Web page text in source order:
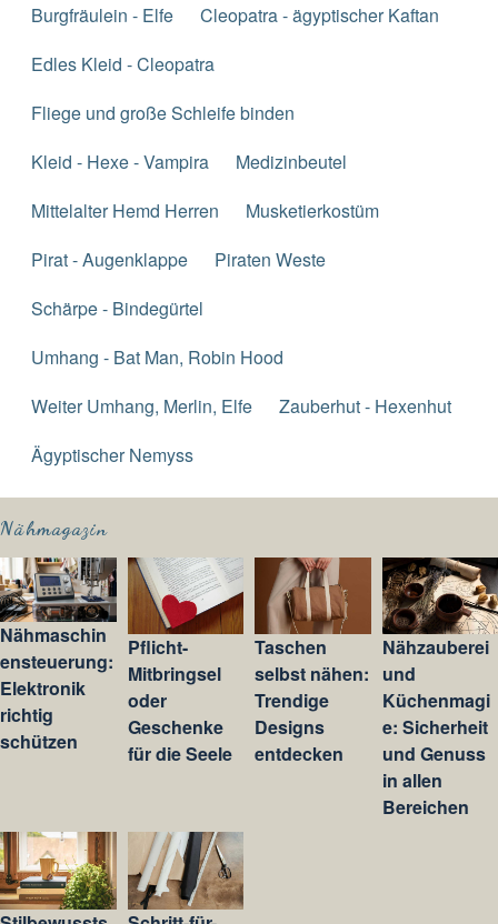
Burgfräulein - Elfe
Cleopatra - ägyptischer Kaftan
Edles Kleid - Cleopatra
Fliege und große Schleife binden
Kleid - Hexe - Vampira
Medizinbeutel
Mittelalter Hemd Herren
Musketierkostüm
Pirat - Augenklappe
Piraten Weste
Schärpe - Bindegürtel
Umhang - Bat Man, Robin Hood
Weiter Umhang, Merlin, Elfe
Zauberhut - Hexenhut
Ägyptischer Nemyss
Nähmagazin
Nähmaschin
ensteuerung:
Elektronik
richtig
schützen
Pflicht-
Mitbringsel
oder
Geschenke
für die Seele
Taschen
selbst nähen:
Trendige
Designs
entdecken
Nähzauberei
und
Küchenmagi
e: Sicherheit
und Genuss
in allen
Bereichen